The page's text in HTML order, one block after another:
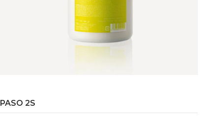
PASO 2S